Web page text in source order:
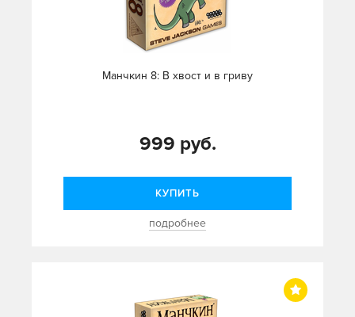
Манчкин 8: В хвост и в гриву
999 руб.
КУПИТЬ
подробнее